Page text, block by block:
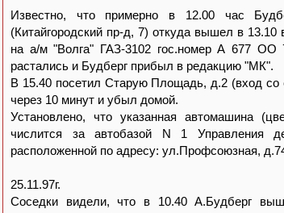
Известно, что примерно в 12.00 час
(Китайгородский пр-д, 7) откуда вышел в
на а/м "Волга" ГАЗ-3102 гос.номер А 677 ОО
растались и Будберг прибыл в редакцию "МК".
В 15.40 посетил Старую Площадь, д.2 (вход
через 10 минут и убыл домой.
Установлено, что указанная автомашина
числится за автобазой N 1 Управления
расположенной по адресу: ул.Профсоюзная,
25.11.97г.
Соседки видели, что в 10.40 А.Будберг